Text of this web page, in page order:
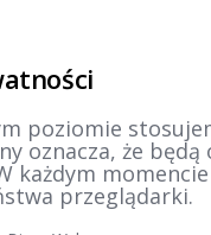
zobacz cały rejestr
poziomie
oznacza, że będą
każdym
przeglądarki.